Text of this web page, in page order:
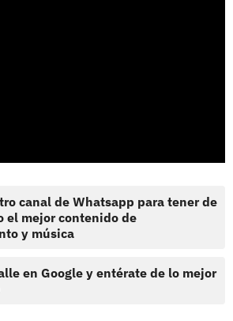
canal de Whatsapp para tener de
el mejor contenido de
y música
en Google y entérate de lo mejor